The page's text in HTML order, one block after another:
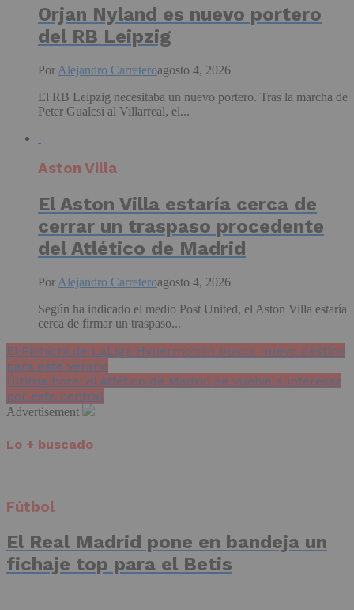
Orjan Nyland es nuevo portero
del RB Leipzig
Por Alejandro Carreteroagosto 4, 2026
El RB Leipzig necesitaba un nuevo portero. Tras la marcha de
Peter Gualcsi al Villarreal, el...
Aston Villa
El Aston Villa estaría cerca de
cerrar un traspaso procedente
del Atlético de Madrid
Por Alejandro Carreteroagosto 4, 2026
Según ha indicado el medio Post United, el Aston Villa estaría
cerca de firmar un traspaso...
El Pichichi de LaLiga Hypermotion busca nuevo destino
para este verano
Última hora: el Atlético de Madrid se vuelve a interesar
por este central
Advertisement
Lo + buscado
Fútbol
El Real Madrid pone en bandeja un
fichaje top para el Betis